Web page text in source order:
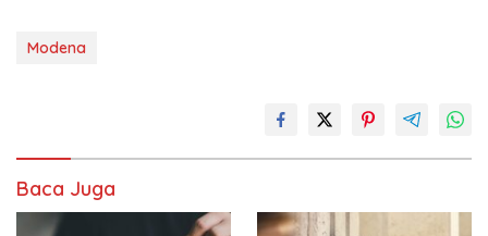
Modena
Baca Juga